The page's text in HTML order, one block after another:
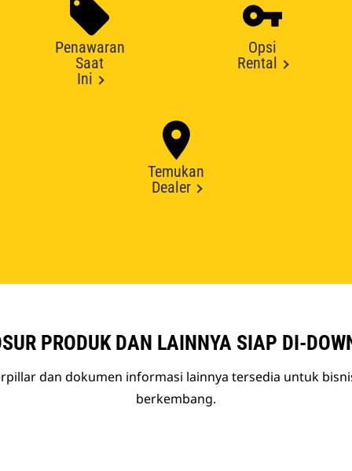
Penawaran
Saat
Ini
Opsi
Rental
Temukan
Dealer
PRODUK DAN LAINNYA SIAP DI-
dan dokumen informasi lainnya tersedia untuk
berkembang.